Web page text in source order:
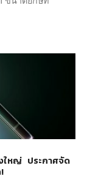
ใหญ่ ประกาศจัด